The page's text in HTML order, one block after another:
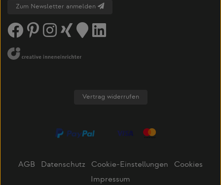
Zum Newsletter anmelden
Vertrag widerrufen
AGB Datenschutz Cookie-Einstellungen
Cookies
Impressum